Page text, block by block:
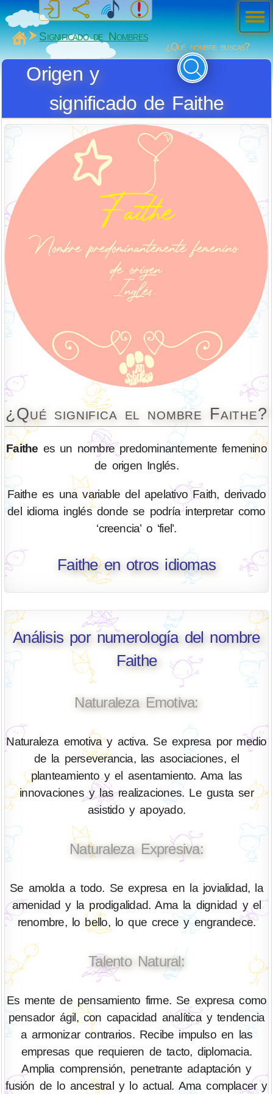
MiSabueso
Significado de Nombres
¿Qué nombre buscas?
Origen y
significado de Faithe
¿Qué significa el nombre Faithe?
Faithe es un nombre predominantemente femenino
de origen Inglés.
Faithe es una variable del apelativo Faith, derivado
del idioma inglés donde se podría interpretar como
‘creencia’ o ‘fiel’.
Faithe en otros idiomas
Análisis por numerología del nombre
Faithe
Naturaleza Emotiva:
Naturaleza emotiva y activa. Se expresa por medio
de la perseverancia, las asociaciones, el
planteamiento y el asentamiento. Ama las
innovaciones y las realizaciones. Le gusta ser
asistido y apoyado.
Naturaleza Expresiva:
Se amolda a todo. Se expresa en la jovialidad, la
amenidad y la prodigalidad. Ama la dignidad y el
renombre, lo bello, lo que crece y engrandece.
Talento Natural:
Es mente de pensamiento firme. Se expresa como
pensador ágil, con capacidad analítica y tendencia
a armonizar contrarios. Recibe impulso en las
empresas que requieren de tacto, diplomacia.
Amplia comprensión, penetrante adaptación y
fusión de lo ancestral y lo actual. Ama complacer y
Men
ú